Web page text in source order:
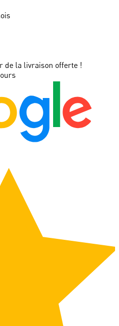
de la livraison offerte !